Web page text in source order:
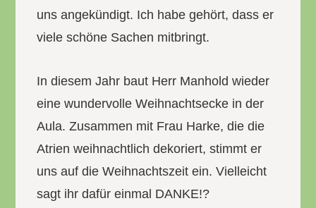
uns angekündigt. Ich habe gehört, dass er
viele schöne Sachen mitbringt.
In diesem Jahr baut Herr Manhold wieder
eine wundervolle Weihnachtsecke in der
Aula. Zusammen mit Frau Harke, die die
Atrien weihnachtlich dekoriert, stimmt er
uns auf die Weihnachtszeit ein. Vielleicht
sagt ihr dafür einmal DANKE!?